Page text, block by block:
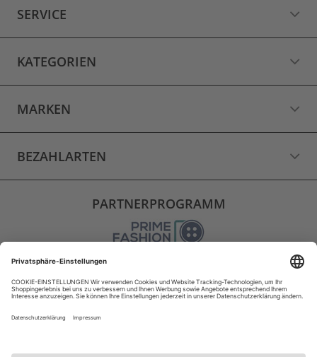
SERVICE
KATEGORIEN
MARKEN
BEZAHLARTEN
PARTNERPROGRAMM
VERSAND